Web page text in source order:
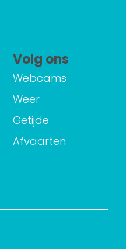
Volg ons
Webcams
Weer
Getijde
Afvaarten